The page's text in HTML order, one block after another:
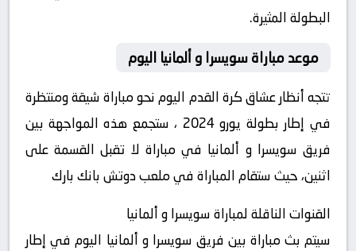
البطولة المثيرة.
موعد مباراة سويسرا و ألمانيا اليوم
تتجه أنظار عشاق كرة القدم اليوم نحو مباراة شيقة ومنتظرة
في إطار بطولة يورو 2024 ، ستجمع هذه المواجهة بين
فريق سويسرا و ألمانيا في مباراة لا تقبل القسمة على
اثنين، حيث ستقام المباراة في ملعب دوتش بانك بارك
القنوات الناقلة لمباراة سويسرا و ألمانيا
سيتم بث مباراة بين فريق سويسرا و ألمانيا اليوم في إطار